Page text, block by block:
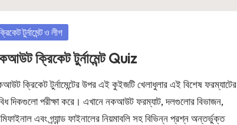
টুর্নামেন্ট ও লীগ
ক্রিকেট টুর্নামেন্ট Quiz
ক্রিকেট টুর্নামেন্টের উপর এই কুইজটি খেলাধুলার এই বিশেষ ফরম্যাটের
দিকগুলো পরীক্ষা করে। এখানে নকআউট ফরম্যাট, দলগুলোর বিভাজন,
এবং গ্র্যান্ড ফাইনালের নিয়মাবলি সহ বিভিন্ন প্রশ্ন অন্তর্ভুক্ত